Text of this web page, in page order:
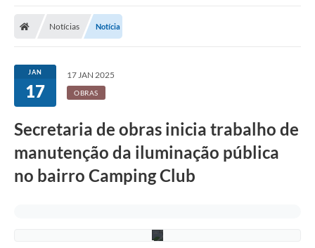
Notícias Notícia
JAN
17
17 JAN 2025
OBRAS
Secretaria de obras inicia trabalho de
manutenção da iluminação pública
no bairro Camping Club
o
m
n
i
c